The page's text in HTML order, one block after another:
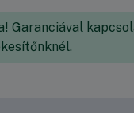
Garanciával